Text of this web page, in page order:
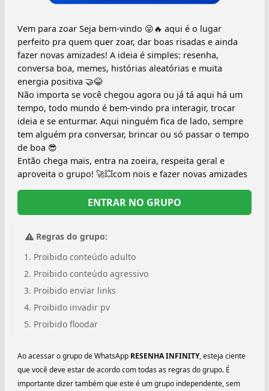
Vem para zoar Seja bem-vindo 😜🔥 aqui é o lugar
perfeito pra quem quer zoar, dar boas risadas e ainda
fazer novas amizades! A ideia é simples: resenha,
conversa boa, memes, histórias aleatórias e muita
energia positiva 🤝😂
Não importa se você chegou agora ou já tá aqui há um
tempo, todo mundo é bem-vindo pra interagir, trocar
ideia e se enturmar. Aqui ninguém fica de lado, sempre
tem alguém pra conversar, brincar ou só passar o tempo
de boa 😎
Então chega mais, entra na zoeira, respeita geral e
aproveita o grupo! 🚀💥com nois e fazer novas amizades
ENTRAR NO GRUPO
Regras do grupo:
Proibido conteúdo adulto
Proibido conteúdo agressivo
Proibido enviar links
Proibido invadir pv
Proibido floodar
Ao acessar o grupo de WhatsApp RESENHA INFINITY, esteja ciente
que você deve estar de acordo com todas as regras do grupo. É
importante dizer também que este é um grupo independente, sem